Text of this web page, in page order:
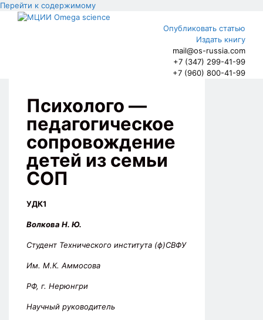
Перейти к содержимому
Опубликовать статью
Издать книгу
mail@os-russia.com
+7 (347) 299-41-99
+7 (960) 800-41-99
Психолого —
педагогическое
сопровождение
детей из семьи
СОП
УДК1
Волкова Н. Ю.
Студент Технического института (ф)СВФУ
Им. М.К. Аммосова
РФ, г. Нерюнгри
Научный руководитель